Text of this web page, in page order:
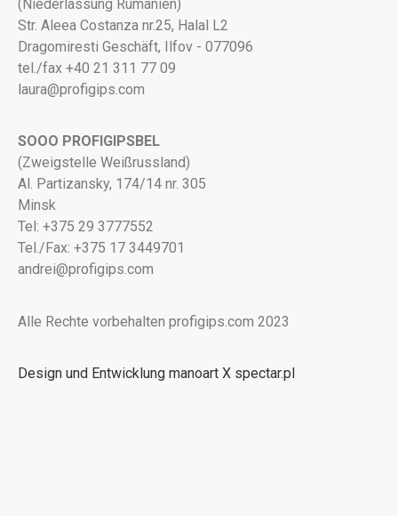
(Niederlassung Rumänien)
Str. Aleea Costanza nr.25, Halal L2
Dragomiresti Geschäft, Ilfov - 077096
tel./fax +40 21 311 77 09
laura@profigips.com
SOOO PROFIGIPSBEL
(Zweigstelle Weißrussland)
Al. Partizansky, 174/14 nr. 305
Minsk
Tel: +375 29 3777552
Tel./Fax: +375 17 3449701
andrei@profigips.com
Alle Rechte vorbehalten profigips.com 2023
Design und Entwicklung manoart X spectar.pl